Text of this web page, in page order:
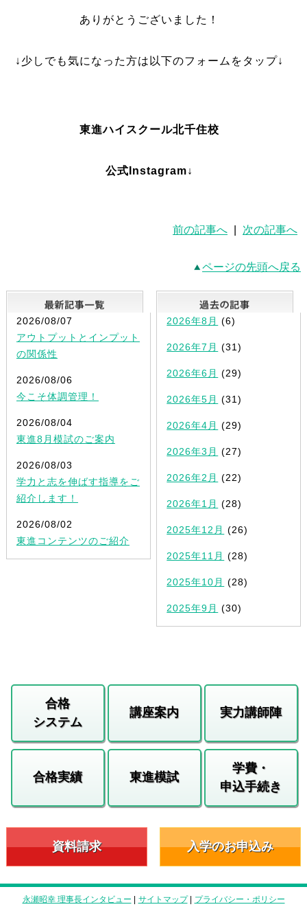
ありがとうございました！
↓少しでも気になった方は以下のフォームをタップ↓
東進ハイスクール北千住校
公式Instagram↓
前の記事へ 次の記事へ
ページの先頭へ戻る
最新記事一覧
2026/08/07
アウトプットとインプット
の関係性
2026/08/06
今こそ体調管理！
2026/08/04
東進8月模試のご案内
2026/08/03
学力と志を伸ばす指導をご
紹介します！
2026/08/02
東進コンテンツのご紹介
2026年8月 (6)
2026年7月 (31)
2026年6月 (29)
2026年5月 (31)
2026年4月 (29)
2026年3月 (27)
2026年2月 (22)
2026年1月 (28)
2025年12月 (26)
2025年11月 (28)
2025年10月 (28)
2025年9月 (30)
合格
システム
講座案内 実力講師陣
合格実績 東進模試
学費・
申込手続き
資料請求 入学のお申込み
永瀬昭幸 理事長インタビュー | サイトマップ| プライバシー・ポリシー